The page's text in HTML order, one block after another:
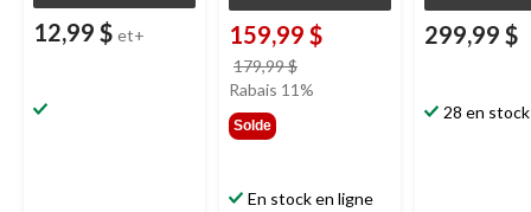
12,99 $ et+ 159,99 $
179,99 $
était
Rabais 11%
Solde
En stock en ligne
299,99 $
28 en stock